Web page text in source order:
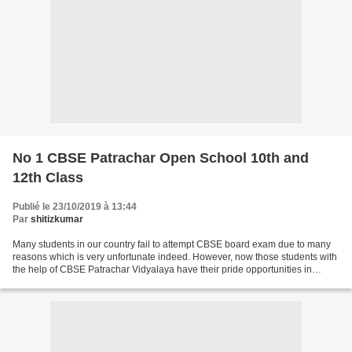
No 1 CBSE Patrachar Open School 10th and
12th Class
Publié le 23/10/2019 à 13:44
Par shitizkumar
Many students in our country fail to attempt CBSE board exam due to many
reasons which is very unfortunate indeed. However, now those students with
the help of CBSE Patrachar Vidyalaya have their pride opportunities in